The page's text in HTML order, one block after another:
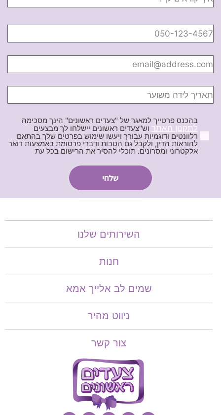
בהכנס פרטייך למאגר של "צעדים ראשונים" הינך מסכימה
לתקנון האתר וש"צעדים ראשונים יישלחו לך מבצעים
רלוונטים ודוגמיות עבורך ויעשו שימוש בפרטים שלך בהתאם
להוראות הדין, ולקבל גם הטבות ודברי פרסומת באמצעות דואר
אלקטרוני ומסרונים. תוכלי להסיר את הרישום בכל עת
השירותים שלנו
חנות
שמים לב אלייך אמא​​
ניווט מהיר
צור קשר